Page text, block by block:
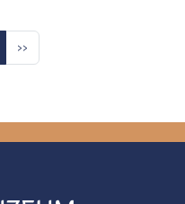
Następna strona
››